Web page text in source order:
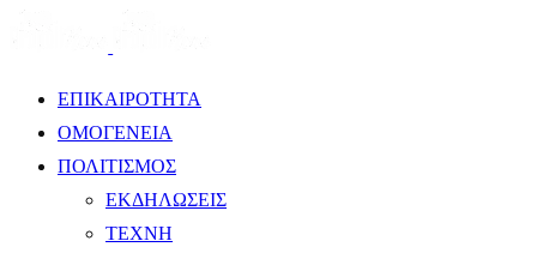
ΕΠΙΚΑΙΡΟΤΗΤΑ
ΟΜΟΓΕΝΕΙΑ
ΠΟΛΙΤΙΣΜΟΣ
ΕΚΔΗΛΩΣΕΙΣ
ΤΕΧΝΗ